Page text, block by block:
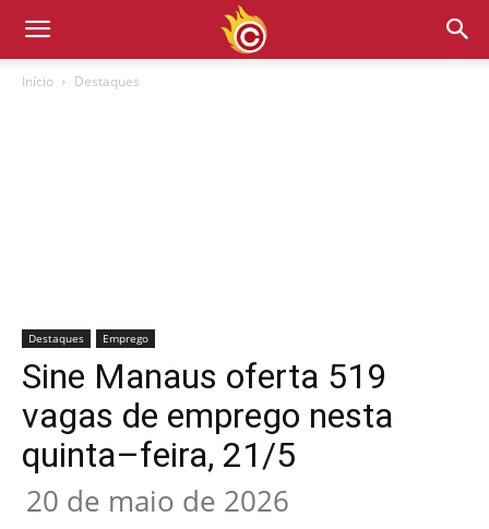
Início Destaques
Destaques Emprego
Sine Manaus oferta 519
vagas de emprego nesta
quinta–feira, 21/5
20 de maio de 2026